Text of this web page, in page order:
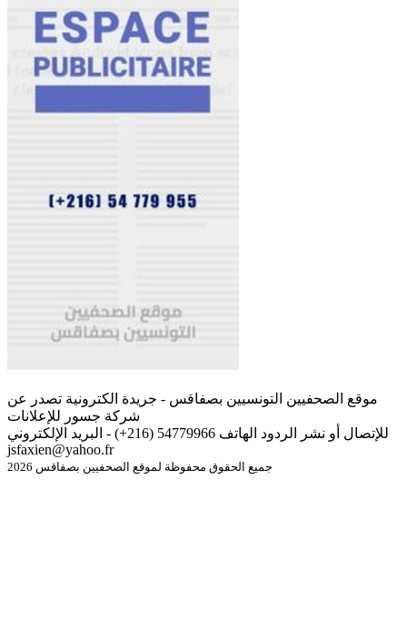
موقع الصحفيين التونسيين بصفاقس - جريدة الكترونية تصدر عن
شركة جسور للإعلانات
للإتصال أو نشر الردود الهاتف 54779966 (216+) - البريد الإلكتروني
jsfaxien@yahoo.fr
جميع الحقوق محفوظة لموقع الصحفيين بصفاقس 2026